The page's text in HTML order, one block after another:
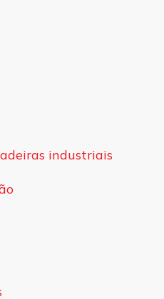
industriais